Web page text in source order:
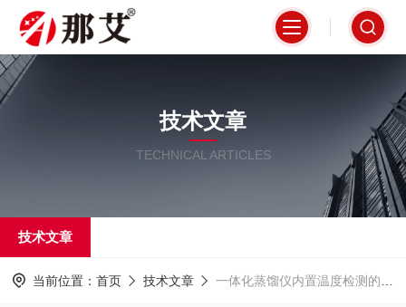
技术文章
TECHNICAL ARTICLES
技术文章
当前位置： 首页 技术文章 一体化蒸馏仪内置温度检测的远红外陶瓷加热板